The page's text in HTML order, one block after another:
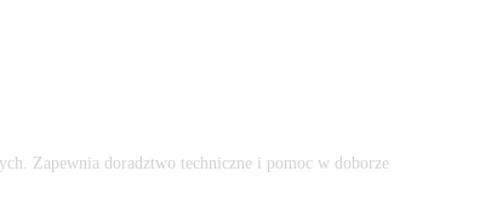
Zapewnia doradztwo techniczne i pomoc w doborze